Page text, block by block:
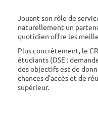
Jouant son rôle de
naturellement un
quotidien offre les
Plus concrètement, le
étudiants (DSE :
des objectifs est de
chances d'accès et de
supérieur.